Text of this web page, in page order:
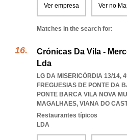
Ver empresa Ver no
Matches in the search for:
Crónicas Da Vila -
Lda
LG DA MISERICÓRDIA 13/14,
FREGUESIAS DE PONTE DA
PONTE BARCA VILA NOVA
MAGALHAES, VIANA DO
Restaurantes típicos
LDA